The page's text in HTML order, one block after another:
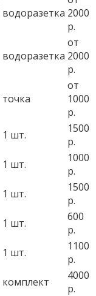
водоразетка 2000
р.
водоразетка
от
2000
р.
точка
от
1000
р.
1 шт.
1500
р.
1 шт.
1000
р.
1 шт.
1500
р.
1 шт.
600
р.
1 шт.
1100
р.
комплект
4000
р.